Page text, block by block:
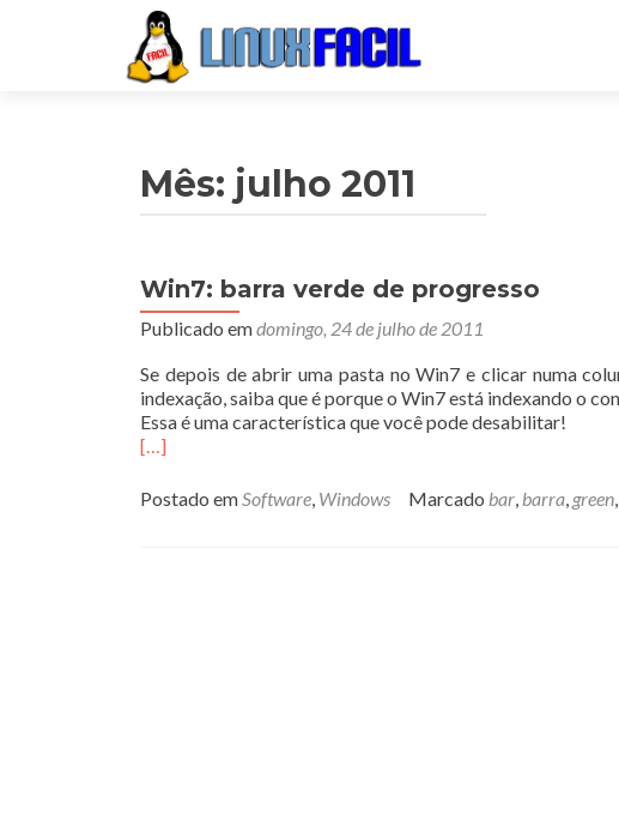
Mês: julho 2011
Win7: barra verde de progresso
Publicado emdomingo, 24 de julho de 2011
Se depois de abrir uma pasta no Win7 e clicar numa
indexação, saiba que é porque o Win7 está indexando o
Essa é uma característica que você pode desabilitar!
[…]
Postado emSoftware, Windows Marcado bar, barra, green,